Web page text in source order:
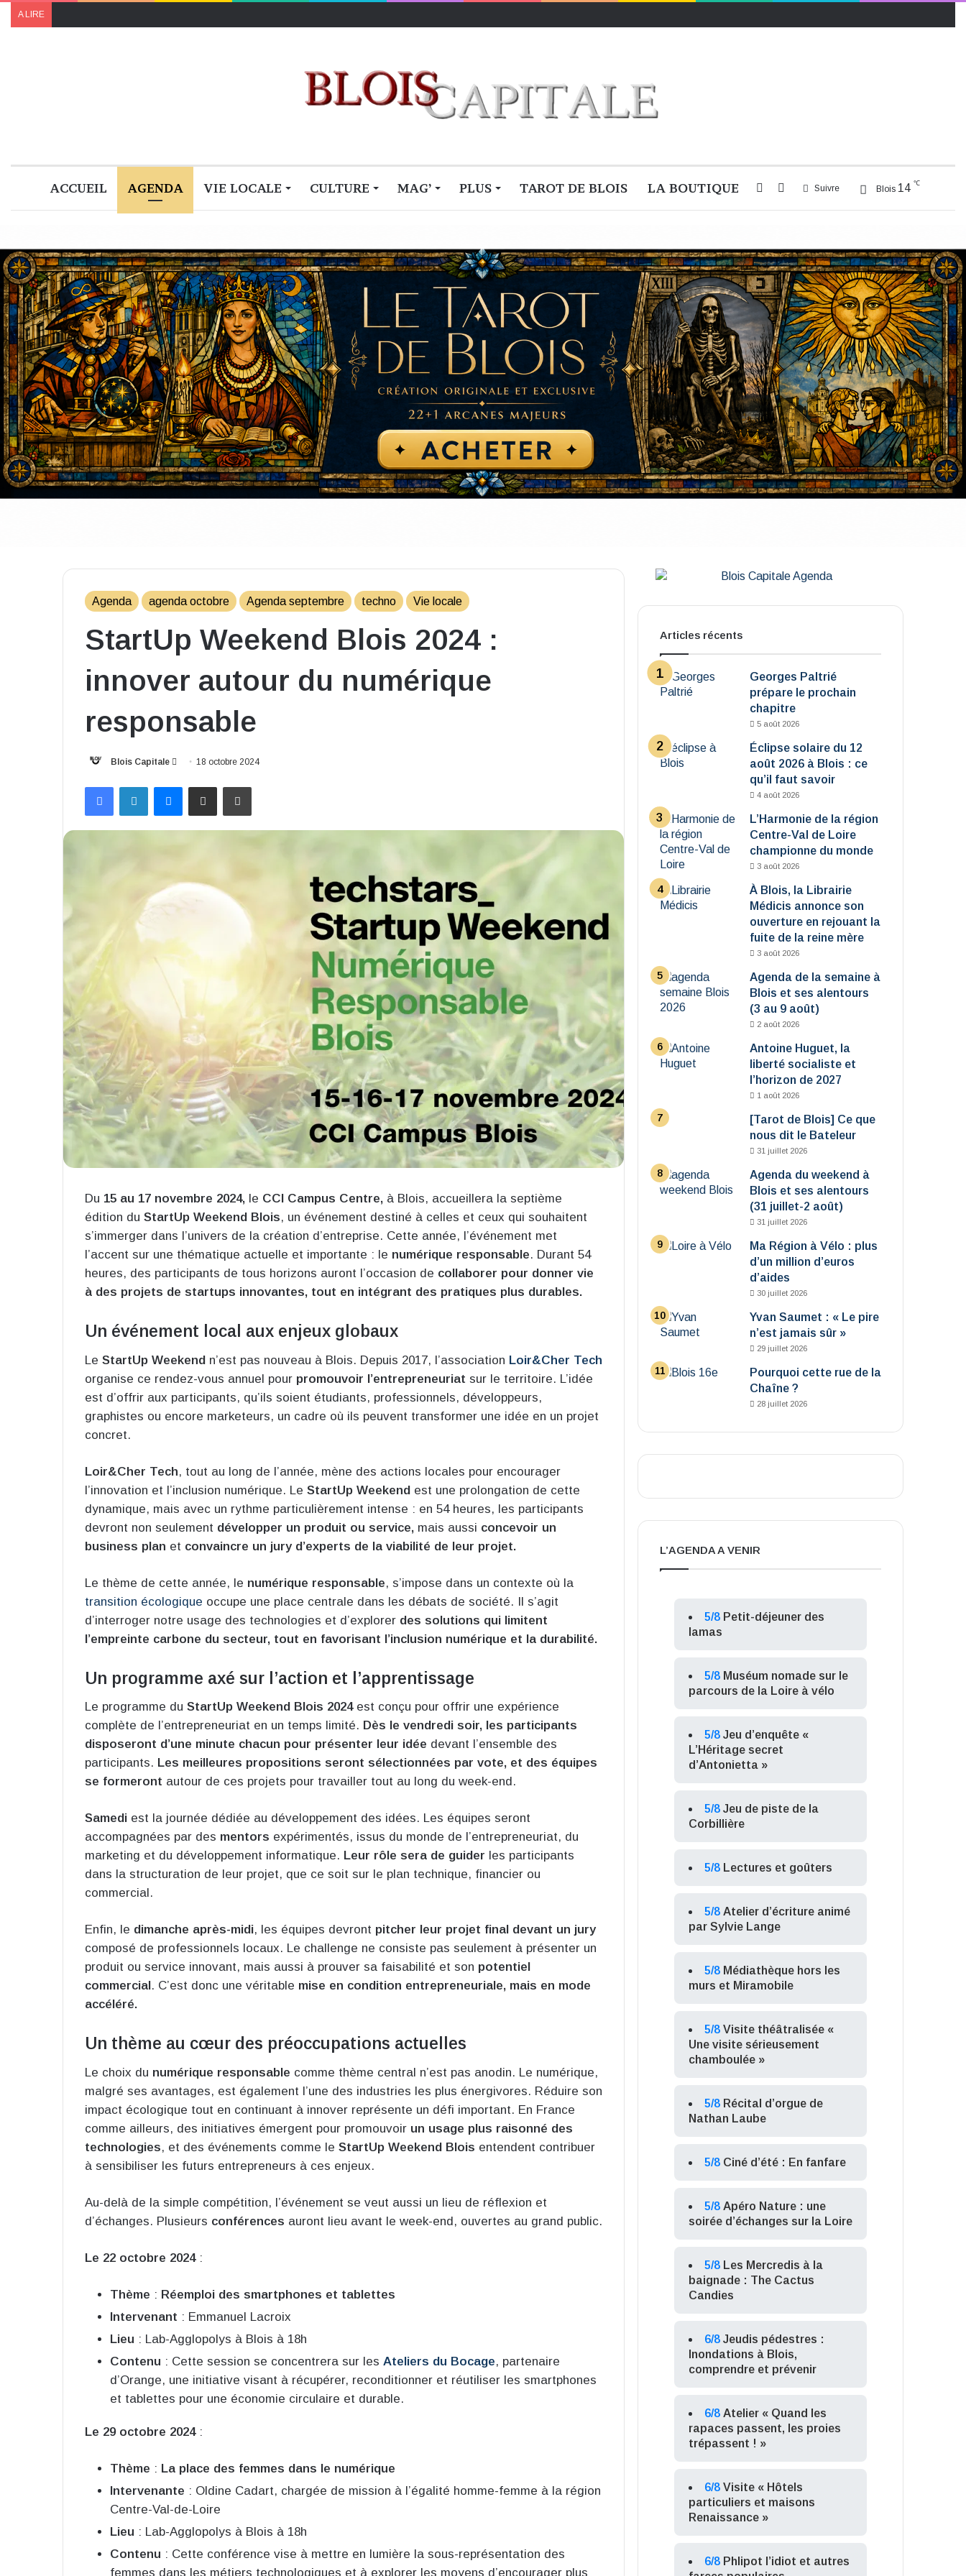
A LIRE
ACCUEIL AGENDA VIE LOCALE CULTURE MAG’ PLUS TAROT DE BLOIS LA BOUTIQUE Blois 14 ℃
Suivre
Switch
Rechercher
Agenda agenda octobre Agenda septembre techno Vie locale
StartUp Weekend Blois 2024 :
innover autour du numérique
responsable
Blois Capitale
Envoyer
courriel
18 octobre 2024
FacebookLinkedinMessenger
Partager par email Imprimer
Du 15 au 17 novembre 2024, le CCI Campus Centre, à Blois, accueillera la septième
édition du StartUp Weekend Blois, un événement destiné à celles et ceux qui souhaitent
s’immerger dans l’univers de la création d’entreprise. Cette année, l’événement met
l’accent sur une thématique actuelle et importante : le numérique responsable. Durant 54
heures, des participants de tous horizons auront l’occasion de collaborer pour donner vie
à des projets de startups innovantes, tout en intégrant des pratiques plus durables.
Un événement local aux enjeux globaux
Le StartUp Weekend n’est pas nouveau à Blois. Depuis 2017, l’association Loir&Cher Tech
organise ce rendez-vous annuel pour promouvoir l’entrepreneuriat sur le territoire. L’idée
est d’offrir aux participants, qu’ils soient étudiants, professionnels, développeurs,
graphistes ou encore marketeurs, un cadre où ils peuvent transformer une idée en un projet
concret.
Loir&Cher Tech, tout au long de l’année, mène des actions locales pour encourager
l’innovation et l’inclusion numérique. Le StartUp Weekend est une prolongation de cette
dynamique, mais avec un rythme particulièrement intense : en 54 heures, les participants
devront non seulement développer un produit ou service, mais aussi concevoir un
business plan et convaincre un jury d’experts de la viabilité de leur projet.
Le thème de cette année, le numérique responsable, s’impose dans un contexte où la
transition écologique occupe une place centrale dans les débats de société. Il s’agit
d’interroger notre usage des technologies et d’explorer des solutions qui limitent
l’empreinte carbone du secteur, tout en favorisant l’inclusion numérique et la durabilité.
Un programme axé sur l’action et l’apprentissage
Le programme du StartUp Weekend Blois 2024est conçu pour offrir une expérience
complète de l’entrepreneuriat en un temps limité. Dès le vendredi soir, les participants
disposeront d’une minute chacun pour présenter leur idée devant l’ensemble des
participants. Les meilleures propositions seront sélectionnées par vote, et des équipes
se formeront autour de ces projets pour travailler tout au long du week-end.
Samedi est la journée dédiée au développement des idées. Les équipes seront
accompagnées par des mentors expérimentés, issus du monde de l’entrepreneuriat, du
marketing et du développement informatique. Leur rôle sera de guider les participants
dans la structuration de leur projet, que ce soit sur le plan technique, financier ou
commercial.
Enfin, le dimanche après-midi, les équipes devront pitcher leur projet final devant un jury
composé de professionnels locaux. Le challenge ne consiste pas seulement à présenter un
produit ou service innovant, mais aussi à prouver sa faisabilité et son potentiel
commercial . C’est donc une véritable mise en condition entrepreneuriale, mais en mode
accéléré.
Un thème au cœur des préoccupations actuelles
Le choix du numérique responsable comme thème central n’est pas anodin. Le numérique,
malgré ses avantages, est également l’une des industries les plus énergivores. Réduire son
impact écologique tout en continuant à innover représente un défi important. En France
comme ailleurs, des initiatives émergent pour promouvoir un usage plus raisonné des
technologies, et des événements comme le StartUp Weekend Blois entendent contribuer
à sensibiliser les futurs entrepreneurs à ces enjeux.
Au-delà de la simple compétition, l’événement se veut aussi un lieu de réflexion et
d’échanges. Plusieurs conférences auront lieu avant le week-end, ouvertes au grand public.
Le 22 octobre 2024:
Thème : Réemploi des smartphones et tablettes
Intervenant : Emmanuel Lacroix
Lieu : Lab-Agglopolys à Blois à 18h
Contenu : Cette session se concentrera sur les Ateliers du Bocage, partenaire
d’Orange, une initiative visant à récupérer, reconditionner et réutiliser les smartphones
et tablettes pour une économie circulaire et durable.
Le 29 octobre 2024:
Thème : La place des femmes dans le numérique
Intervenante : Oldine Cadart, chargée de mission à l’égalité homme-femme à la région
Centre-Val-de-Loire
Lieu : Lab-Agglopolys à Blois à 18h
Contenu : Cette conférence vise à mettre en lumière la sous-représentation des
femmes dans les métiers technologiques et à explorer les moyens d’encourager plus
Articles récents
Georges Paltrié
prépare le prochain
chapitre
5 août 2026
Éclipse solaire du 12
août 2026 à Blois : ce
qu’il faut savoir
4 août 2026
L’Harmonie de la région
Centre-Val de Loire
championne du monde
3 août 2026
À Blois, la Librairie
Médicis annonce son
ouverture en rejouant la
fuite de la reine mère
3 août 2026
Agenda de la semaine à
Blois et ses alentours
(3 au 9 août)
2 août 2026
Antoine Huguet, la
liberté socialiste et
l’horizon de 2027
1 août 2026
[Tarot de Blois] Ce que
nous dit le Bateleur
31 juillet 2026
Agenda du weekend à
Blois et ses alentours
(31 juillet-2 août)
31 juillet 2026
Ma Région à Vélo : plus
d’un million d’euros
d’aides
30 juillet 2026
Yvan Saumet : « Le pire
n’est jamais sûr »
29 juillet 2026
Pourquoi cette rue de la
Chaîne ?
28 juillet 2026
L’AGENDA A VENIR
5/8 Petit-déjeuner des
lamas
5/8 Muséum nomade sur le
parcours de la Loire à vélo
5/8 Jeu d’enquête «
L’Héritage secret
d’Antonietta »
5/8 Jeu de piste de la
Corbillière
5/8 Lectures et goûters
5/8 Atelier d’écriture animé
par Sylvie Lange
5/8 Médiathèque hors les
murs et Miramobile
5/8 Visite théâtralisée «
Une visite sérieusement
chamboulée »
5/8 Récital d’orgue de
Nathan Laube
5/8 Ciné d’été : En fanfare
5/8 Apéro Nature : une
soirée d’échanges sur la Loire
5/8 Les Mercredis à la
baignade : The Cactus
Candies
6/8 Jeudis pédestres :
Inondations à Blois,
comprendre et prévenir
6/8 Atelier « Quand les
rapaces passent, les proies
trépassent ! »
6/8 Visite « Hôtels
particuliers et maisons
Renaissance »
6/8 Phlipot l’idiot et autres